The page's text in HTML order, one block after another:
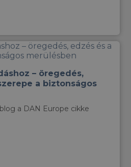
– öregedés,
a biztonságos
a DAN Europe cikke